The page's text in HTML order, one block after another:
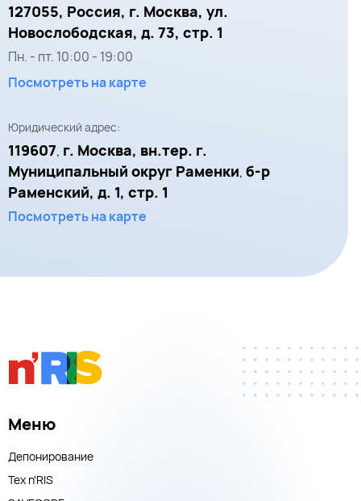
127055, Россия, г. Москва, ул.
Новослободская, д. 73, стр. 1
Пн. - пт. 10:00 - 19:00
Посмотреть на карте
Юридический адрес:
119607, г. Москва, вн.тер. г.
Муниципальный округ Раменки, б-р
Раменский, д. 1, стр. 1
Посмотреть на карте
Меню
Депонирование
Тех n'RIS